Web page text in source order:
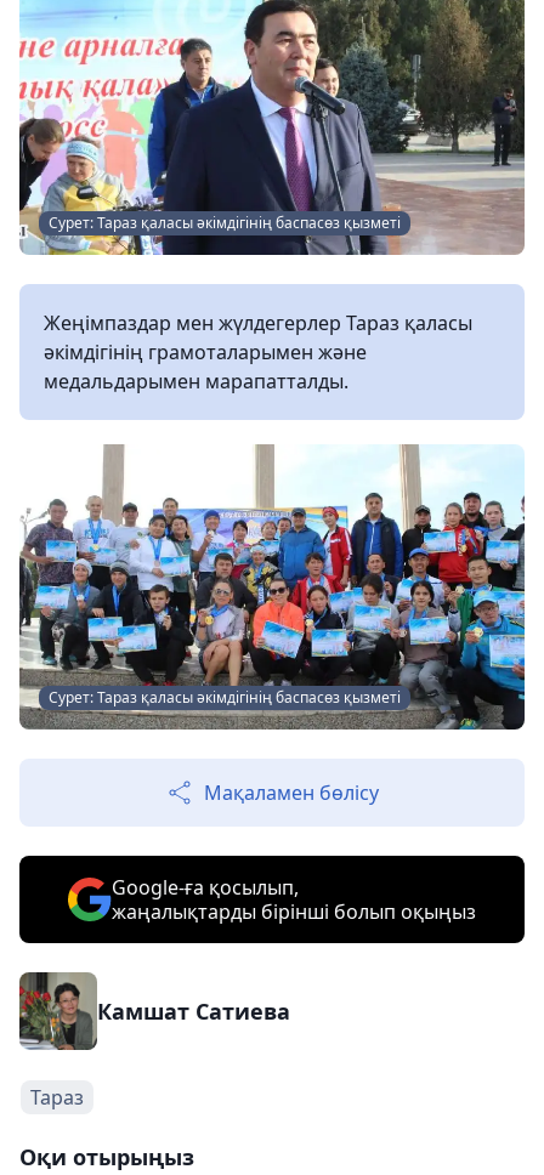
Сурет: Тараз қаласы әкімдігінің баспасөз қызметі
Жеңімпаздар мен жүлдегерлер Тараз қаласы
әкімдігінің грамоталарымен және
медальдарымен марапатталды.
Сурет: Тараз қаласы әкімдігінің баспасөз қызметі
Мақаламен бөлісу
Google-ға қосылып,
жаңалықтарды бірінші болып оқыңыз
Камшат Сатиева
Тараз
Оқи отырыңыз